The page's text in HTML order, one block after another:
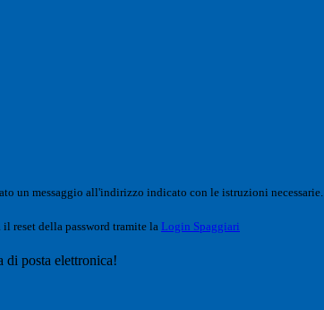
un messaggio all'indirizzo indicato con le istruzioni necessarie.
reset della password tramite la Login Spaggiari
di posta elettronica!